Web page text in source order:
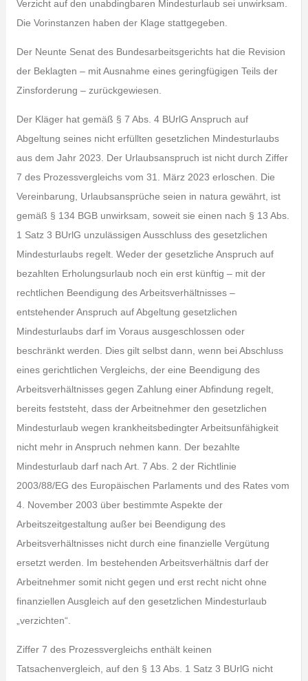
Verzicht auf den unabdingbaren Mindesturlaub sei unwirksam.
Die Vorinstanzen haben der Klage stattgegeben.
Der Neunte Senat des Bundesarbeitsgerichts hat die Revision
der Beklagten – mit Ausnahme eines geringfügigen Teils der
Zinsforderung – zurückgewiesen.
Der Kläger hat gemäß § 7 Abs. 4 BUrlG Anspruch auf
Abgeltung seines nicht erfüllten gesetzlichen Mindesturlaubs
aus dem Jahr 2023. Der Urlaubsanspruch ist nicht durch Ziffer
7 des Prozessvergleichs vom 31. März 2023 erloschen. Die
Vereinbarung, Urlaubsansprüche seien in natura gewährt, ist
gemäß § 134 BGB unwirksam, soweit sie einen nach § 13 Abs.
1 Satz 3 BUrlG unzulässigen Ausschluss des gesetzlichen
Mindesturlaubs regelt. Weder der gesetzliche Anspruch auf
bezahlten Erholungsurlaub noch ein erst künftig – mit der
rechtlichen Beendigung des Arbeitsverhältnisses –
entstehender Anspruch auf Abgeltung gesetzlichen
Mindesturlaubs darf im Voraus ausgeschlossen oder
beschränkt werden. Dies gilt selbst dann, wenn bei Abschluss
eines gerichtlichen Vergleichs, der eine Beendigung des
Arbeitsverhältnisses gegen Zahlung einer Abfindung regelt,
bereits feststeht, dass der Arbeitnehmer den gesetzlichen
Mindesturlaub wegen krankheitsbedingter Arbeitsunfähigkeit
nicht mehr in Anspruch nehmen kann. Der bezahlte
Mindesturlaub darf nach Art. 7 Abs. 2 der Richtlinie
2003/88/EG des Europäischen Parlaments und des Rates vom
4. November 2003 über bestimmte Aspekte der
Arbeitszeitgestaltung außer bei Beendigung des
Arbeitsverhältnisses nicht durch eine finanzielle Vergütung
ersetzt werden. Im bestehenden Arbeitsverhältnis darf der
Arbeitnehmer somit nicht gegen und erst recht nicht ohne
finanziellen Ausgleich auf den gesetzlichen Mindesturlaub
„verzichten“.
Ziffer 7 des Prozessvergleichs enthält keinen
Tatsachenvergleich, auf den § 13 Abs. 1 Satz 3 BUrlG nicht